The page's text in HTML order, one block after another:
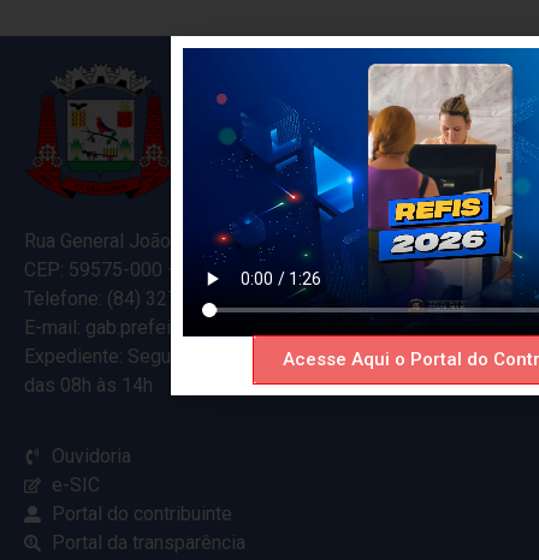
Rua General João Varela, 635
CEP: 59575-000 – Ceará-Mirim – RN
Telefone: (84) 3274-5916
E-mail: gab.prefeitocearamirim@gmail.com
Expediente: Segunda à Sexta
das 08h às 14h
Ouvidoria
e-SIC
Portal do contribuinte
Portal da transparência
Acesse Aqui o Portal do